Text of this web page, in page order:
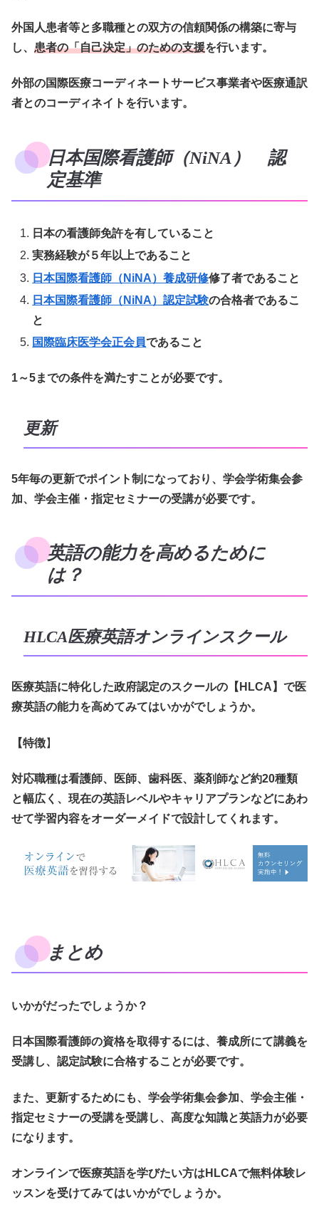
外国人患者等と多職種との双方の信頼関係の構築に寄与
し、 患者の「自己決定」のための支援を行います。
外部の国際医療コーディネートサービス事業者や医療通訳
者とのコーディネイトを行います。
日本国際看護師（NiNA） 認
定基準
日本の看護師免許を有していること
実務経験が５年以上であること
日本国際看護師（NiNA）養成研修修了者であること
日本国際看護師（NiNA）認定試験の合格者であるこ
と
国際臨床医学会正会員であること
1～5までの条件を満たすことが必要です。
更新
5年毎の更新でポイント制になっており、学会学術集会参
加、学会主催・指定セミナーの受講が必要です。
英語の能力を高めるために
は？
HLCA医療英語オンラインスクール
医療英語に特化した政府認定のスクールの【HLCA】で医
療英語の能力を高めてみてはいかがでしょうか。
【特徴】
対応職種は看護師、医師、歯科医、薬剤師など約20種類
と幅広く、現在の英語レベルやキャリアプランなどにあわ
せて学習内容をオーダーメイドで設計してくれます。
まとめ
いかがだったでしょうか？
日本国際看護師の資格を取得するには、養成所にて講義を
受講し、認定試験に合格することが必要です。
また、更新するためにも、学会学術集会参加、学会主催・
指定セミナーの受講を受講し、高度な知識と英語力が必要
になります。
オンラインで医療英語を学びたい方はHLCAで無料体験レ
ッスンを受けてみてはいかがでしょうか。